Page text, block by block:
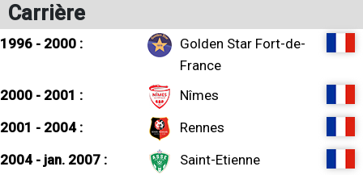
Carrière
1996 - 2000 :
Golden Star Fort-de-
France
2000 - 2001 :
Nîmes
2001 - 2004 :
Rennes
2004 - jan. 2007 :
Saint-Etienne